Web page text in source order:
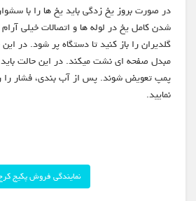
در صورت بروز یخ زدگی باید یخ ها را با
شدن کامل یخ در لوله ها و اتصالات خیلی
گلدیران را باز کنید تا دستگاه پر شود. در
مبدل صفحه ای نشت میکند. در این حالت
پمپ تعویض شوند. پس از آب بندی، فشار را
نمایید.
نمایندگی فروش پکیج